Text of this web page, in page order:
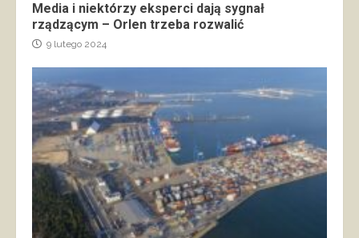
Media i niektórzy eksperci dają sygnał
rządzącym – Orlen trzeba rozwalić
9 lutego 2024